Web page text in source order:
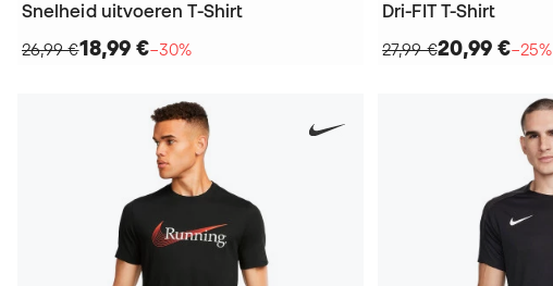
Snelheid uitvoeren T-Shirt
26,99 €18,99 €−30%
Dri-FIT T-Shirt
27,99 €20,99 €−25%